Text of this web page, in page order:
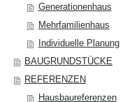
Generationenhaus
Mehrfamilienhaus
Individuelle Planung
BAUGRUNDSTÜCKE
REFERENZEN
Hausbaureferenzen